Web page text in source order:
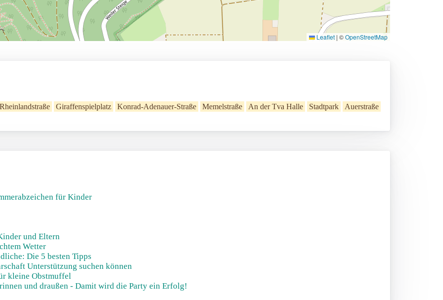
Leaflet | ©OpenStreetMap
Rheinlandstraße Giraffenspielplatz Konrad-Adenauer-Straße Memelstraße An der Tva Halle Stadtpark Auerstraße
für Kinder
und Eltern
Wetter
Die 5 besten Tipps
Unterstützung suchen können
kleine Obstmuffel
und draußen - Damit wird die Party ein Erfolg!